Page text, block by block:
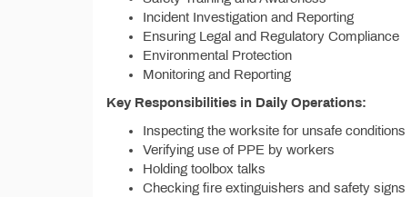
Incident Investigation and Reporting
Ensuring Legal and Regulatory Compliance
Environmental Protection
Monitoring and Reporting
Key Responsibilities in Daily Operations:
Inspecting the worksite for unsafe conditions
Verifying use of PPE by workers
Holding toolbox talks
Checking fire extinguishers and safety signs